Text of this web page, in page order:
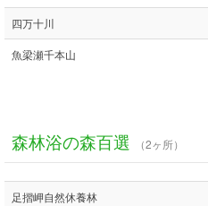
四万十川
魚梁瀬千本山
森林浴の森百選 （2ヶ所）
足摺岬自然休養林